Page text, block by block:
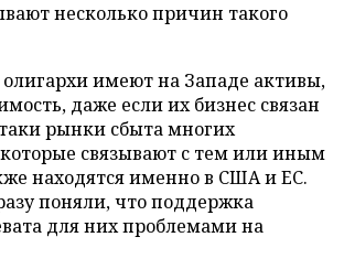
несколько причин такого
олигархи имеют на Западе активы,
даже если их бизнес связан
рынки сбыта многих
связывают с тем или иным
находятся именно в США и ЕС.
поняли, что поддержка
для них проблемами на